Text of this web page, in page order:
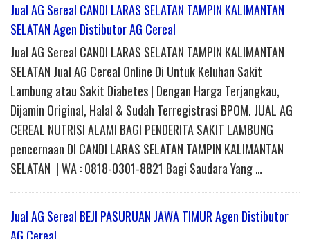
Jual AG Sereal CANDI LARAS SELATAN TAMPIN KALIMANTAN
SELATAN Agen Distibutor AG Cereal
Jual AG Sereal CANDI LARAS SELATAN TAMPIN KALIMANTAN
SELATAN Jual AG Cereal Online Di Untuk Keluhan Sakit
Lambung atau Sakit Diabetes | Dengan Harga Terjangkau,
Dijamin Original, Halal & Sudah Terregistrasi BPOM. JUAL AG
CEREAL NUTRISI ALAMI BAGI PENDERITA SAKIT LAMBUNG
pencernaan DI CANDI LARAS SELATAN TAMPIN KALIMANTAN
SELATAN | WA : 0818-0301-8821 Bagi Saudara Yang …
Jual AG Sereal BEJI PASURUAN JAWA TIMUR Agen Distibutor